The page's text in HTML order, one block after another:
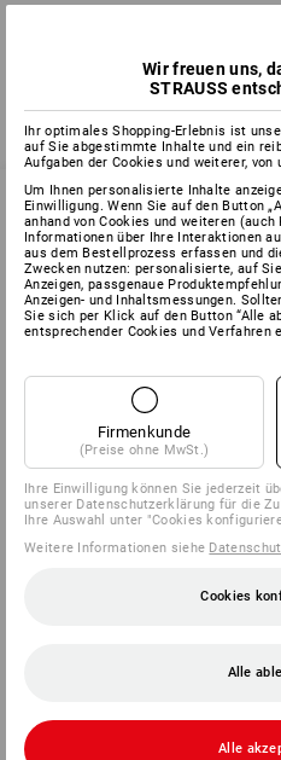
SERVICE
SERVICE
UNTERNEHMEN
INFORMATIONEN
ZAHLARTEN
Strauss België BV
Wir freuen uns,
STRAUSS
Ihr optimales Shopping-Erlebnis ist
auf Sie abgestimmte Inhalte und ein
Aufgaben der Cookies und weiterer,
Um Ihnen personalisierte Inhalte
Einwilligung. Wenn Sie auf den Button
anhand von Cookies und weiteren
Informationen über Ihre Interaktionen
aus dem Bestellprozess erfassen und
Zwecken nutzen: personalisierte, auf
Anzeigen, passgenaue
Anzeigen- und Inhaltsmessungen.
Sie sich per Klick auf den Button “Alle
entsprechender Cookies und Verfahren
Firmenkunde
(Preise ohne MwSt.)
Ihre Einwilligung können Sie jederzeit
unserer Datenschutzerklärung für die
Ihre Auswahl unter "Cookies
Weitere Informationen siehe
Cookies
Alle
Alle